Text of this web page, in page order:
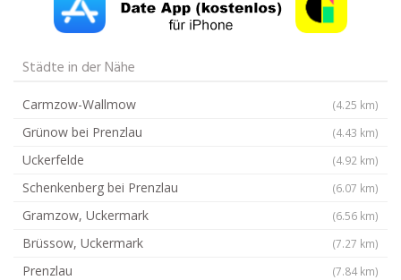
Städte in der Nähe
Carmzow-Wallmow (4.25 km)
Grünow bei Prenzlau (4.43 km)
Uckerfelde (4.92 km)
Schenkenberg bei Prenzlau (6.07 km)
Gramzow, Uckermark (6.56 km)
Brüssow, Uckermark (7.27 km)
Prenzlau (7.84 km)